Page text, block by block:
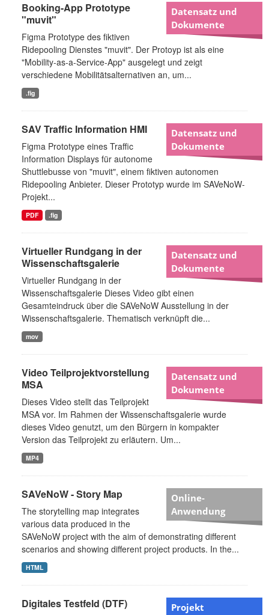
Datensatz und
Dokumente
Booking-App Prototype
"muvit"
Figma Prototype des fiktiven
Ridepooling Dienstes "muvit". Der Protoyp ist als eine
"Mobility-as-a-Service-App" ausgelegt und zeigt
verschiedene Mobilitätsalternativen an, um...
.fig
Datensatz und
Dokumente
SAV Traffic Information HMI
Figma Prototype eines Traffic
Information Displays für autonome
Shuttlebusse von "muvit", einem fiktiven autonomen
Ridepooling Anbieter. Dieser Prototyp wurde im SAVeNoW-
Projekt...
PDF .fig
Datensatz und
Dokumente
Virtueller Rundgang in der
Wissenschaftsgalerie
Virtueller Rundgang in der
Wissenschaftsgalerie Dieses Video gibt einen
Gesamteindruck über die SAVeNoW Ausstellung in der
Wissenschaftsgalerie. Thematisch verknüpft die...
mov
Datensatz und
Dokumente
Video Teilprojektvorstellung
MSA
Dieses Video stellt das Teilprojekt
MSA vor. Im Rahmen der Wissenschaftsgalerie wurde
dieses Video genutzt, um den Bürgern in kompakter
Version das Teilprojekt zu erläutern. Um...
MP4
Online-
Anwendung
SAVeNoW - Story Map
The storytelling map integrates
various data produced in the
SAVeNoW project with the aim of demonstrating different
scenarios and showing different project products. In the...
HTML
Projekt
Digitales Testfeld (DTF)